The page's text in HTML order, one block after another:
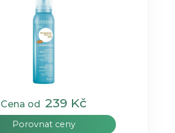
Cena od239 Kč
Porovnat ceny